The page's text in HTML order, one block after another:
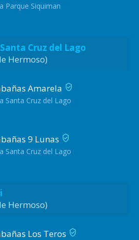
Parque Siquiman
Cruz del Lago
Hermoso)
Amarela
Santa Cruz del Lago
9 Lunas
Santa Cruz del Lago
Hermoso)
Los Teros